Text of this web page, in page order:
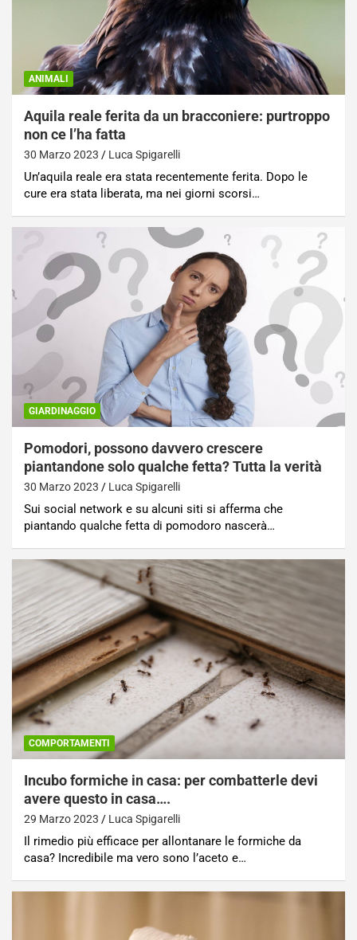
ANIMALI
Aquila reale ferita da un bracconiere: purtroppo
non ce l’ha fatta
30 Marzo 2023 Luca Spigarelli
Un’aquila reale era stata recentemente ferita. Dopo le
cure era stata liberata, ma nei giorni scorsi…
GIARDINAGGIO
Pomodori, possono davvero crescere
piantandone solo qualche fetta? Tutta la verità
30 Marzo 2023 Luca Spigarelli
Sui social network e su alcuni siti si afferma che
piantando qualche fetta di pomodoro nascerà…
COMPORTAMENTI
Incubo formiche in casa: per combatterle devi
avere questo in casa….
29 Marzo 2023 Luca Spigarelli
Il rimedio più efficace per allontanare le formiche da
casa? Incredibile ma vero sono l’aceto e…